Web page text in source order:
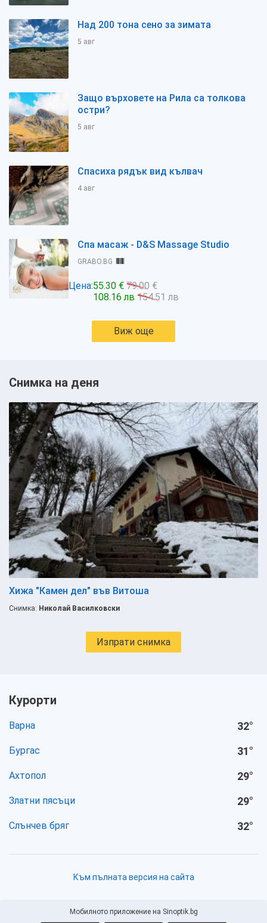
Над 200 тона сено за зимата
5 авг
Защо върховете на Рила са толкова
остри?
5 авг
Спасиха рядък вид кълвач
4 авг
Спа масаж - D&S Massage Studio
GRABO.BG
Цена:55.30 € 79.00 €
108.16 лв 154.51 лв
Виж още
Снимка на деня
Хижа "Камен дел" във Витоша
Снимка: Николай Василковски
Изпрати снимка
Курорти
Варна 32°
Бургас 31°
Ахтопол 29°
Златни пясъци 29°
Слънчев бряг 32°
Към пълната версия на сайта
Мобилното приложение на Sinoptik.bg